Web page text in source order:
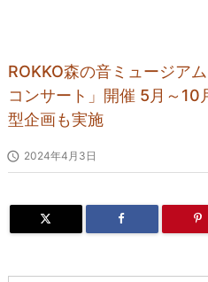
ROKKO森の音ミュージア
コンサート」開催 5月～10
型企画も実施
 2024年4月3日